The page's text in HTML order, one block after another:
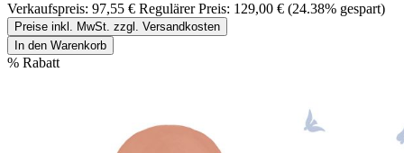
Verkaufspreis: 97,55 € Regulärer Preis: 129,00 € (24.38% gespart)
Preise inkl. MwSt. zzgl. Versandkosten
In den Warenkorb
% Rabatt